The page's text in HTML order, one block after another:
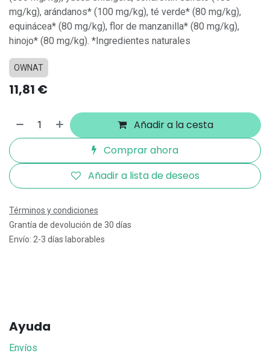
mg/kg), arándanos* (100 mg/kg), té verde* (80 mg/kg),
equinácea* (80 mg/kg), flor de manzanilla* (80 mg/kg),
hinojo* (80 mg/kg). *Ingredientes naturales
OWNAT
11,81 €
Añadir a la cesta
Comprar ahora
Añadir a lista de deseos
Términos y condiciones
Grantía de devolución de 30 días
Envío: 2-3 días laborables
Ayuda
Envíos